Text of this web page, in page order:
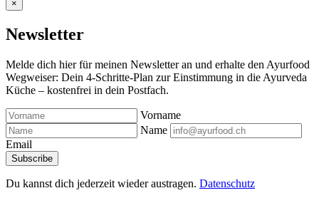
×
Newsletter
Melde dich hier für meinen Newsletter an und erhalte den Ayurfood
Wegweiser: Dein 4-Schritte-Plan zur Einstimmung in die Ayurveda
Küche – kostenfrei in dein Postfach.
Vorname
Name
Email
Du kannst dich jederzeit wieder austragen. Datenschutz